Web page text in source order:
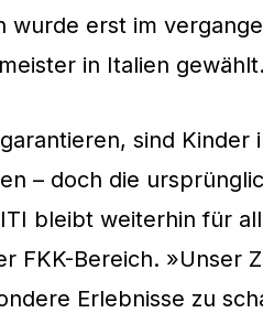
wurde erst im
in Italien
sind Kinder
– doch die
bleibt weiterhin für
FKK-Bereich. »Unser
Erlebnisse zu